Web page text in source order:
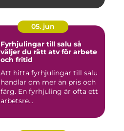
05. jun
Fyrhjulingar till salu så
väljer du rätt atv för arbete
och fritid
Att hitta fyrhjulingar till salu
handlar om mer än pris och
färg. En fyrhjuling är ofta ett
arbetsre...